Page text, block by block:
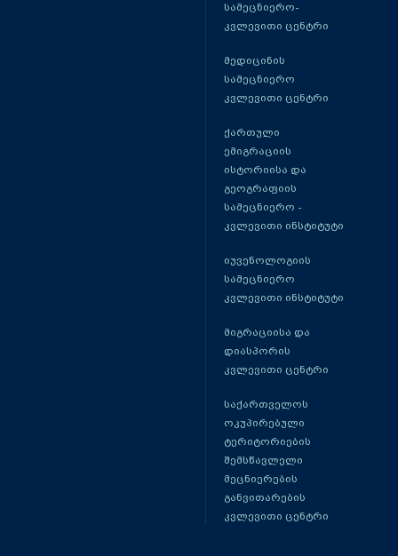
სამეცნიერო-
კვლევითი ცენტრი
მედიცინის
სამეცნიერო
კვლევითი ცენტრი
ქართული
ემიგრაციის
ისტორიისა და
გეოგრაფიის
სამეცნიერო -
კვლევითი ინსტიტუტი
იუვენოლოგიის
სამეცნიერო
კვლევითი ინსტიტუტი
მიგრაციისა და
დიასპორის
კვლევითი ცენტრი
საქართველოს
ოკუპირებული
ტერიტორიების
შემსწავლელი
მეცნიერების
განვითარების
კვლევითი ცენტრი